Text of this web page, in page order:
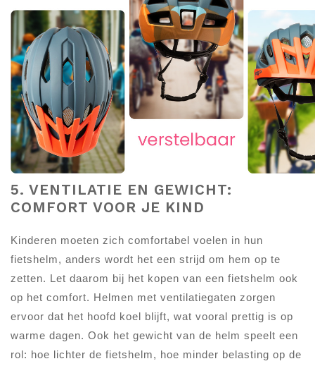
5. VENTILATIE EN GEWICHT:
COMFORT VOOR JE KIND
Kinderen moeten zich comfortabel voelen in hun
fietshelm, anders wordt het een strijd om hem op te
zetten. Let daarom bij het kopen van een fietshelm ook
op het comfort. Helmen met ventilatiegaten zorgen
ervoor dat het hoofd koel blijft, wat vooral prettig is op
warme dagen. Ook het gewicht van de helm speelt een
rol: hoe lichter de fietshelm, hoe minder belasting op de